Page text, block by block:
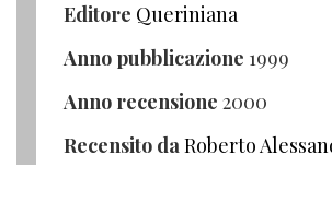
Editore Queriniana
Anno pubblicazione 1999
Anno recensione 2000
Recensito daRoberto